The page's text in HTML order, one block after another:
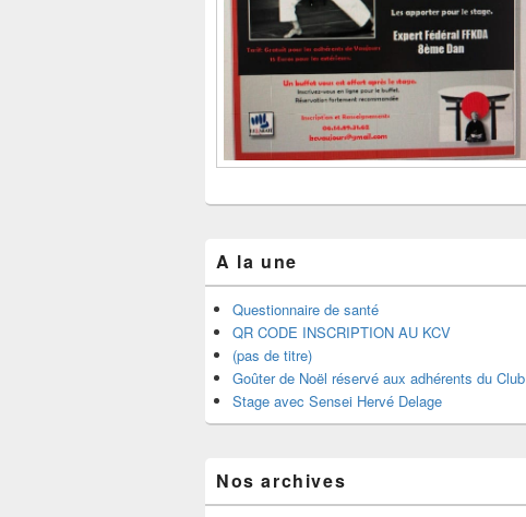
A la une
Questionnaire de santé
QR CODE INSCRIPTION AU KCV
(pas de titre)
Goûter de Noël réservé aux adhérents du Club
Stage avec Sensei Hervé Delage
Nos archives